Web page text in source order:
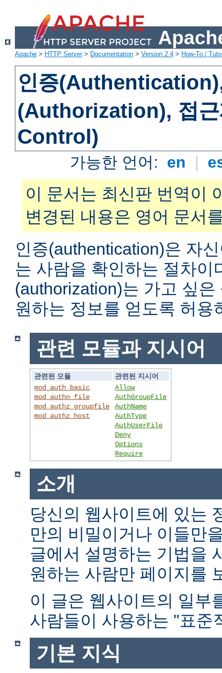
Apache > HTTP Server> Documentation > Version 2.4 > How-To /
인증
(Authorization), 접
Control)
가능한 언어: en |
이 문서는 최신판 번역이
변경된 내용은 영어 문서
인증(authentication)은 자
는 사람을 확인하는 절차이
(authorization)는 가고 싶
원하는 정보를 얻도록 허용
관련 모듈과 지시어
관련된 모듈
관련된 지시어
mod_auth_basic
mod_authn_file
mod_authz_groupfile
mod_authz_host
Allow
AuthGroupFile
AuthName
AuthType
AuthUserFile
Deny
Options
Require
소개
당신의 웹사이트에 있는
만의 비밀이거나 이들만
글에서 설명하는 기법을
원하는 사람만 페이지를
이 글은 웹사이트의 일부
사람들이 사용하는 "표준
기본 지식